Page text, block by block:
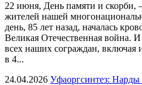
22 июня, День памяти и скорби, –
жителей нашей
день, 85 лет назад, началась
Великая Отечественная война.
всех наших сограждан, включая
в 4...
24.04.2026 Уфаоргсинтез: Нарды